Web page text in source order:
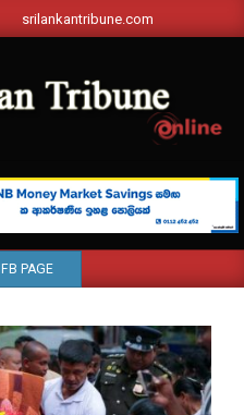
srilankantribune.com
FB PAGE